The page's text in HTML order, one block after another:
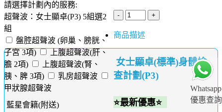
Whatsapp
優惠查詢
請選擇計劃內的服務:
超聲波：女士顯卓(P3) 5組選2
組
盤腔超聲波 (卵巢、膀胱、
子宮 3項)
上腹超聲波(肝、
膽 2項)
上腹超聲波(腎、
胰、脾 3項)
乳房超聲波
甲狀腺超聲波
藍星會籍(附送)
商品描述
女士顯卓(標準)身體檢
查計劃(P3)
⭐最新優惠⭐